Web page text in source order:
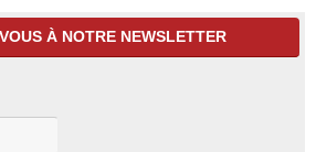
À NOTRE NEWSLETTER